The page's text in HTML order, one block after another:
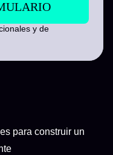
y de
para construir un